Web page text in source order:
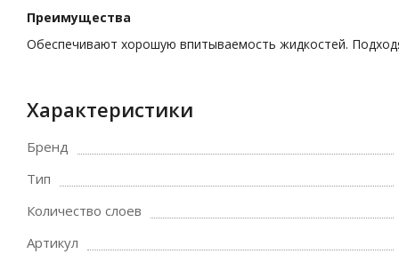
Преимущества
Обеспечивают хорошую впитываемость жидкостей.
Характеристики
Бренд
Тип
Количество слоев
Артикул